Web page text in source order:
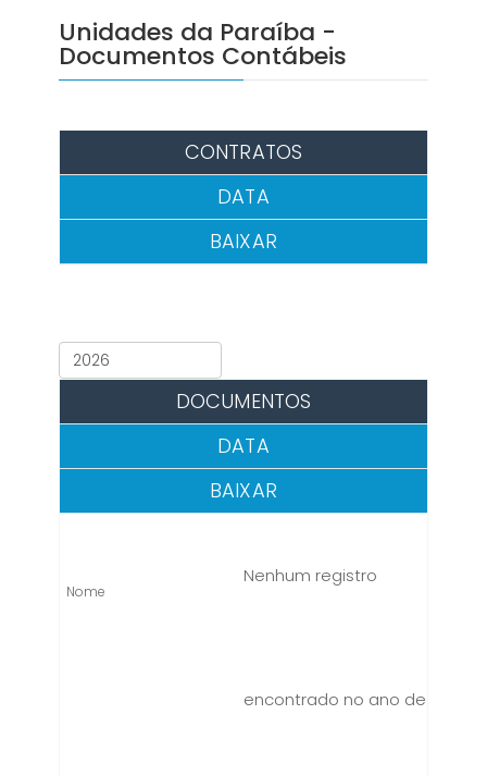
Unidades da Paraíba -
Documentos Contábeis
CONTRATOS
DATA
BAIXAR
DOCUMENTOS
DATA
BAIXAR
Nenhum registro
encontrado no ano de